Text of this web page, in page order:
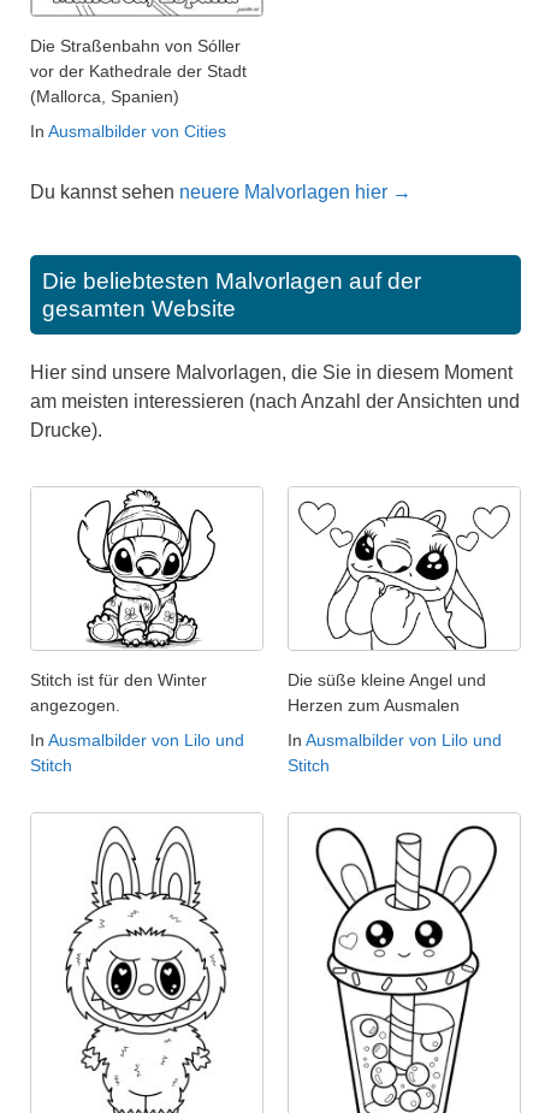
Die Straßenbahn von Sóller
vor der Kathedrale der Stadt
(Mallorca, Spanien)
In Ausmalbilder von Cities
Du kannst sehen neuere Malvorlagen hier →
Die beliebtesten Malvorlagen auf der
gesamten Website
Hier sind unsere Malvorlagen, die Sie in diesem Moment
am meisten interessieren (nach Anzahl der Ansichten und
Drucke).
Stitch ist für den Winter
angezogen.
In Ausmalbilder von Lilo und
Stitch
Die süße kleine Angel und
Herzen zum Ausmalen
In Ausmalbilder von Lilo und
Stitch